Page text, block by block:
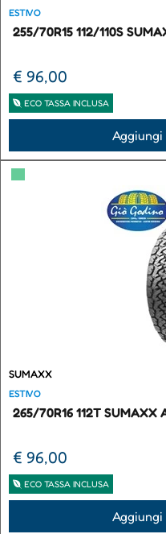
ESTIVO
255/70R15 112/110S
€ 96,00
ECO TASSA INCLUSA
Aggiungi
▀
SUMAXX
ESTIVO
265/70R16 112T SUMAXX
€ 96,00
ECO TASSA INCLUSA
Aggiungi